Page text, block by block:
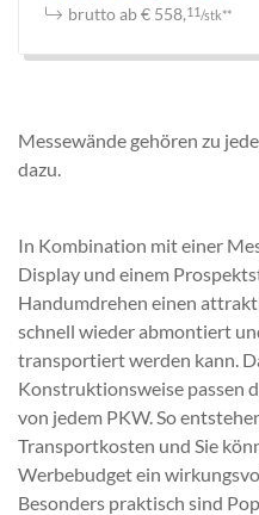
brutto ab € 558,11/stk**
Messewände gehören zu
dazu.
In Kombination mit einer
Display und einem
Handumdrehen einen
schnell wieder abmontiert
transportiert werden kann.
Konstruktionsweise passen
von jedem PKW. So
Transportkosten und Sie
Werbebudget ein
Besonders praktisch sind